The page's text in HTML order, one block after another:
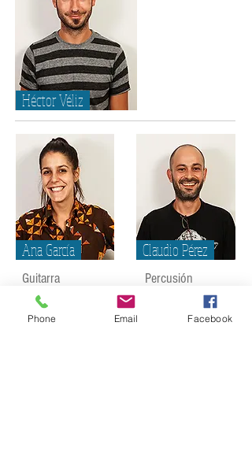
Héctor Véliz
Ana García
Guitarra
Claudio Pérez
Percusión
Phone Email Facebook